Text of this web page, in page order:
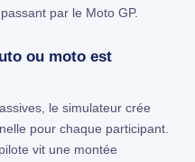
par le Moto GP.
ou moto est
le simulateur crée
pour chaque participant.
vit une montée